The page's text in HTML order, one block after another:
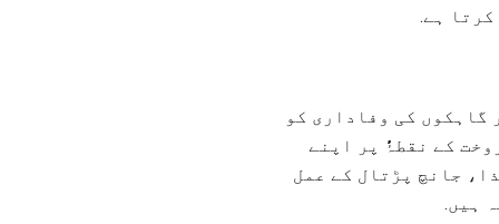
ہے.
گاہکوں کی وفاداری کو
کے نقطۂٔٔٔٔٔٔ پر اپنے
جانچ پڑتال کے عمل
ہیں.